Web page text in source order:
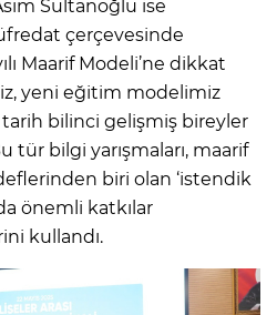
Sultanoğlu ise
çerçevesinde
Maarif Modeli’ne dikkat
yeni eğitim modelimiz
bilinci gelişmiş bireyler
tür bilgi yarışmaları, maarif
biri olan ‘istendik
önemli katkılar
kullandı.